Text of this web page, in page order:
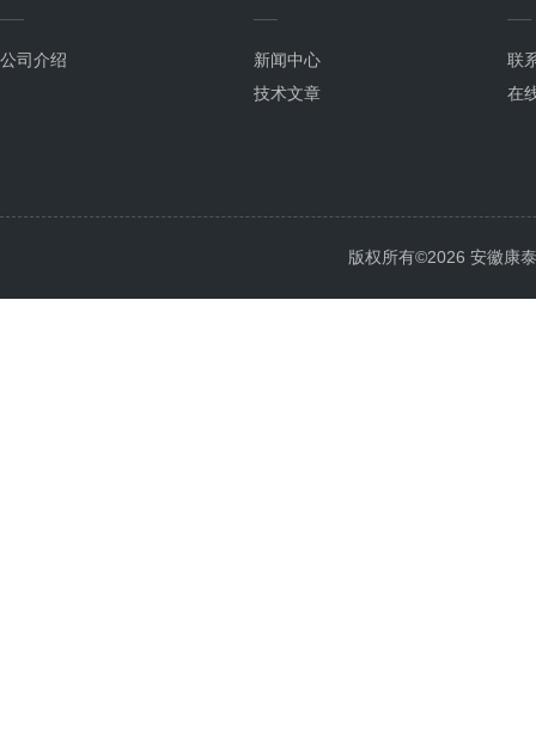
公司介绍
新闻中心
技术文章
联
在
版权所有©2026 安徽康